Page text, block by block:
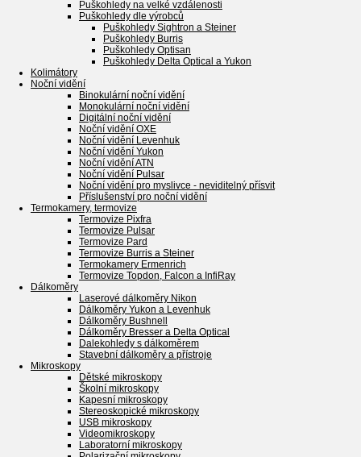
Puškohledy na velké vzdálenosti
Puškohledy dle výrobců
Puškohledy Sightron a Steiner
Puškohledy Burris
Puškohledy Optisan
Puškohledy Delta Optical a Yukon
Kolimátory
Noční vidění
Binokulární noční vidění
Monokulární noční vidění
Digitální noční vidění
Noční vidění OXE
Noční vidění Levenhuk
Noční vidění Yukon
Noční vidění ATN
Noční vidění Pulsar
Noční vidění pro myslivce - neviditelný přísvit
Příslušenství pro noční vidění
Termokamery, termovize
Termovize Pixfra
Termovize Pulsar
Termovize Pard
Termovize Burris a Steiner
Termokamery Ermenrich
Termovize Topdon, Falcon a InfiRay
Dálkoměry
Laserové dálkoměry Nikon
Dálkoměry Yukon a Levenhuk
Dálkoměry Bushnell
Dálkoměry Bresser a Delta Optical
Dalekohledy s dálkoměrem
Stavební dálkoměry a přístroje
Mikroskopy
Dětské mikroskopy
Školní mikroskopy
Kapesní mikroskopy
Stereoskopické mikroskopy
USB mikroskopy
Videomikroskopy
Laboratorní mikroskopy